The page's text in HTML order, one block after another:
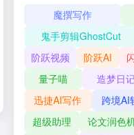
魔撰写作
鬼手剪辑GhostCut
阶跃视频
阶跃AI
量子喵
造梦日
迅捷AI写作
跨境AI
超级助理
论文润色